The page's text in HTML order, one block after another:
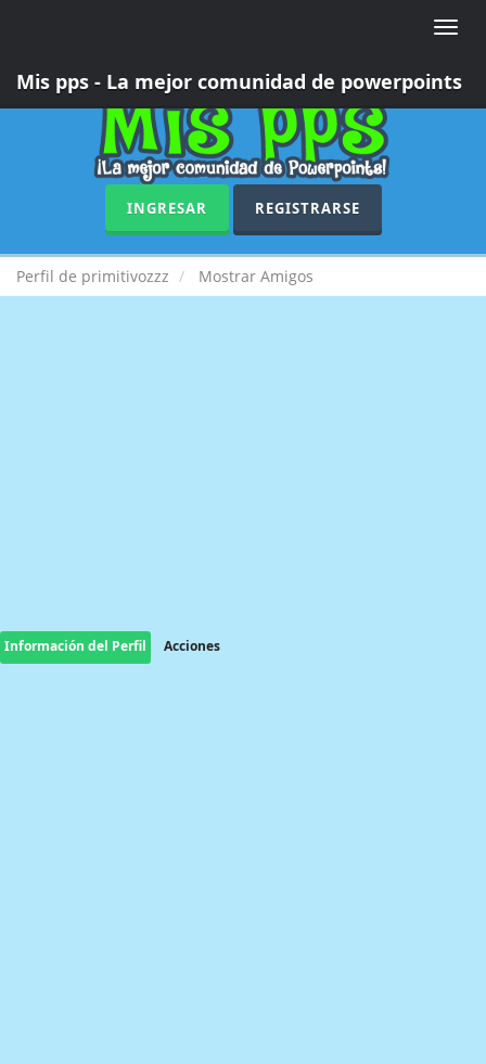
Toggle
Mis pps - La mejor comunidad de powerpoints
INGRESAR REGISTRARSE
Perfil de primitivozzz Mostrar Amigos
Información del Perfil Acciones